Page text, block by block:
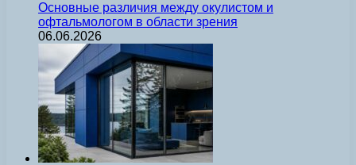
Основные различия между окулистом и
офтальмологом в области зрения
06.06.2026